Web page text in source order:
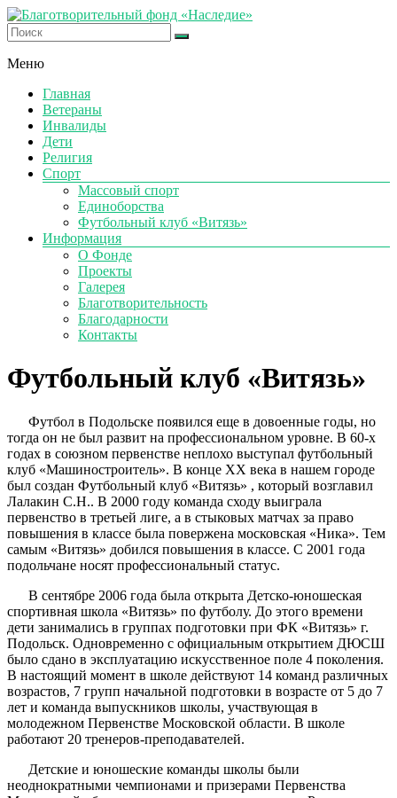
Skip
to
content
Благотворительный
фонд
«Наследие»
Официальный
сайт
Меню
Главная
Ветераны
Инвалиды
Дети
Религия
Спорт
Массовый спорт
Единоборства
Футбольный клуб «Витязь»
Информация
О Фонде
Проекты
Галерея
Благотворительность
Благодарности
Контакты
Футбольный клуб «Витязь»
Футбол в Подольске появился еще в довоенные годы, но
тогда он не был развит на профессиональном уровне. В 60-х
годах в союзном первенстве неплохо выступал футбольный
клуб «Машиностроитель». В конце ХХ века в нашем городе
был создан Футбольный клуб «Витязь» , который возглавил
Лалакин С.Н.. В 2000 году команда сходу выиграла
первенство в третьей лиге, а в стыковых матчах за право
повышения в классе была повержена московская «Ника». Тем
самым «Витязь» добился повышения в классе. С 2001 года
подольчане носят профессиональный статус.
В сентябре 2006 года была открыта Детско-юношеская
спортивная школа «Витязь» по футболу. До этого времени
дети занимались в группах подготовки при ФК «Витязь» г.
Подольск. Одновременно с официальным открытием ДЮСШ
было сдано в эксплуатацию искусственное поле 4 поколения.
В настоящий момент в школе действуют 14 команд различных
возрастов, 7 групп начальной подготовки в возрасте от 5 до 7
лет и команда выпускников школы, участвующая в
молодежном Первенстве Московской области. В школе
работают 20 тренеров-преподавателей.
Детские и юношеские команды школы были
неоднократными чемпионами и призерами Первенства